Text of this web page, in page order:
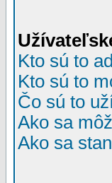
Kto sú to
Kto sú to
Čo sú to
Ako sa
Ako sa